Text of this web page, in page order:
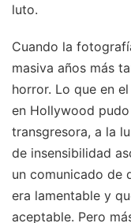
luto.
Cuando la
masiva años más
horror. Lo que en
en Hollywood
transgresora, a la
de insensibilidad
un comunicado de
era lamentable y
aceptable. Pero